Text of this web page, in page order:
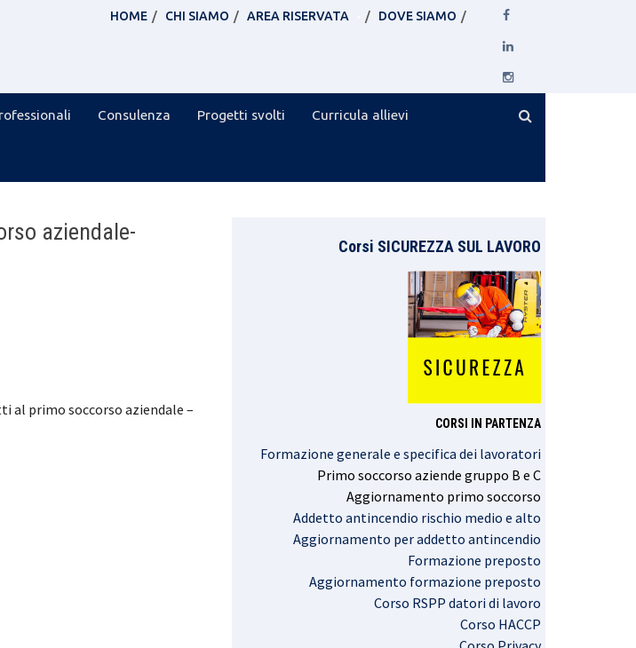
HOME CHI SIAMO AREA RISERVATA DOVE SIAMO
Consulenza Progetti svolti Curricula allievi
aziendale-
al primo soccorso aziendale –
Corsi SICUREZZA SUL LAVORO
CORSI IN PARTENZA
Formazione generale e specifica dei lavoratori
Primo soccorso aziende gruppo B e C
Aggiornamento primo soccorso
Addetto antincendio rischio medio e alto
Aggiornamento per addetto antincendio
Formazione preposto
Aggiornamento formazione preposto
Corso RSPP datori di lavoro
Corso HACCP